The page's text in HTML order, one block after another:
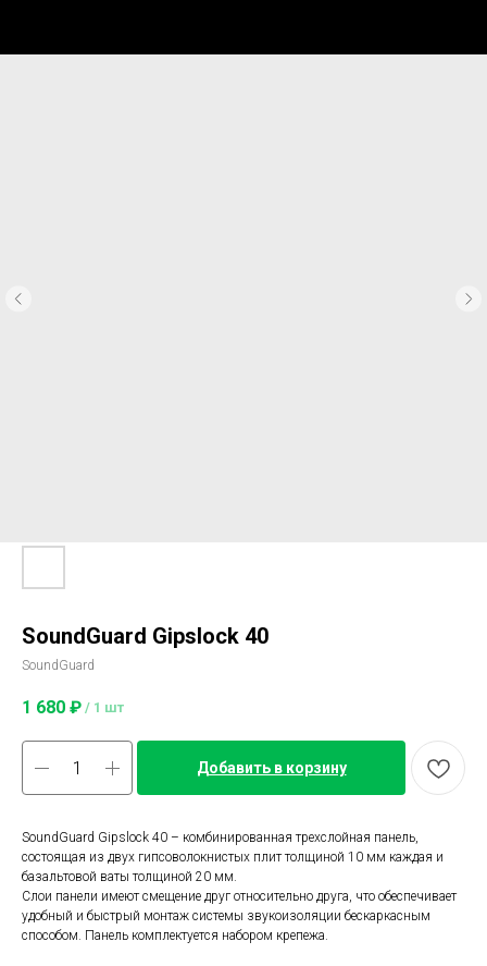
SoundGuard Gipslock 40
SoundGuard
1 680 ₽ / 1 шт
Добавить в корзину
SoundGuard Gipslock 40 – комбинированная трехслойная панель,
состоящая из двух гипсоволокнистых плит толщиной 10 мм каждая и
базальтовой ваты толщиной 20 мм.
Слои панели имеют смещение друг относительно друга, что обеспечивает
удобный и быстрый монтаж системы звукоизоляции бескаркасным
способом. Панель комплектуется набором крепежа.